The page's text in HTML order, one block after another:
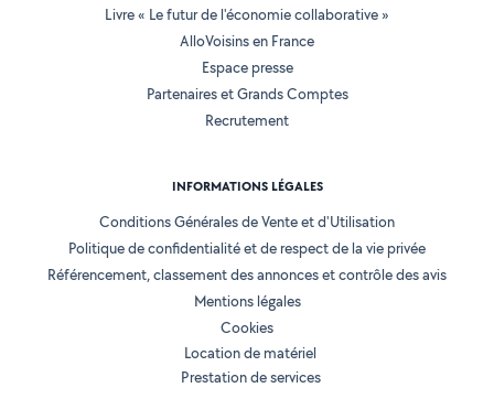
Livre « Le futur de l'économie collaborative »
AlloVoisins en France
Espace presse
Partenaires et Grands Comptes
Recrutement
INFORMATIONS LÉGALES
Conditions Générales de Vente et d'Utilisation
Politique de confidentialité et de respect de la vie privée
Référencement, classement des annonces et contrôle des avis
Mentions légales
Cookies
Location de matériel
Prestation de services